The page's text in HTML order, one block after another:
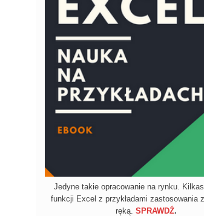
Jedyne takie opracowanie na rynku.
funkcji Excel z przykładami zastosowania
ręką. SPRAWDŹ.